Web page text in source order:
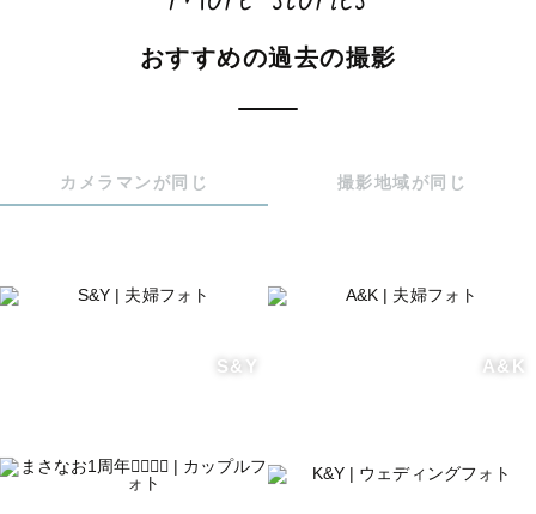
おすすめの過去の撮影
カメラマンが同じ 撮影地域が同じ
S&Y A&K